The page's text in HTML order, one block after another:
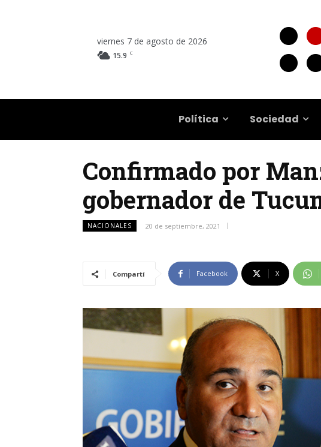
viernes 7 de agosto de 2026
15.9 C
Política Sociedad
Confirmado por
gobernador de
NACIONALES 20 de septiembre, 2021
Compartí Facebook X